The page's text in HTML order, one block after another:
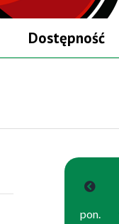
Dostępność
pon.